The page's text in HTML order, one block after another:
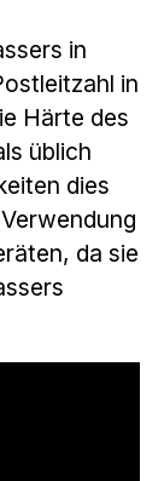
in
in
Härte des
üblich
dies
da sie